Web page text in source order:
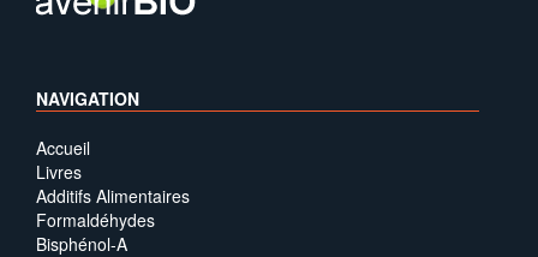
NAVIGATION
Accueil
Livres
Additifs Alimentaires
Formaldéhydes
Bisphénol-A